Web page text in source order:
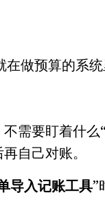
做预算的系统
需要盯着什
自己对账。
导入记账工具”